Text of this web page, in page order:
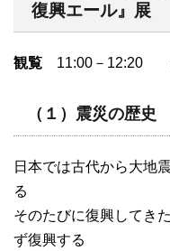
復興エール』展
観覧 11:00－12:20
（１）震災の歴史
日本では古代から大地
る
そのたびに復興してき
ず復興する